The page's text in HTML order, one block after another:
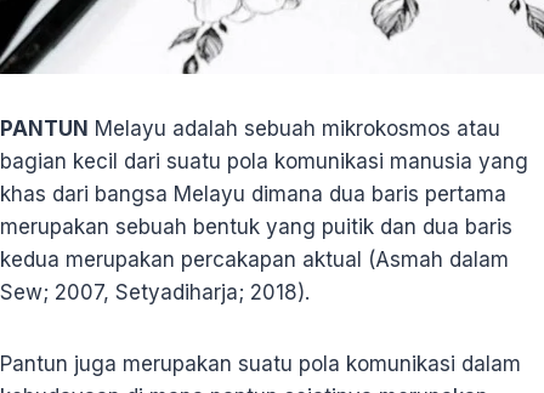
PANTUN Melayu adalah sebuah mikrokosmos atau
bagian kecil dari suatu pola komunikasi manusia yang
khas dari bangsa Melayu dimana dua baris pertama
merupakan sebuah bentuk yang puitik dan dua baris
kedua merupakan percakapan aktual (Asmah dalam
Sew; 2007, Setyadiharja; 2018).
Pantun juga merupakan suatu pola komunikasi dalam